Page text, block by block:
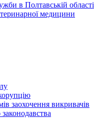
в Полтавській області
медицини
заохочення викривачів